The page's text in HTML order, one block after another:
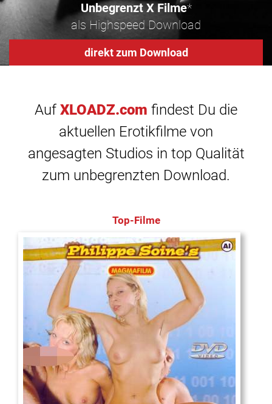
Unbegrenzt X Filme*
als Highspeed Download
direkt zum Download
Auf XLOADZ.com findest Du die
aktuellen Erotikfilme von
angesagten Studios in top Qualität
zum unbegrenzten Download.
Top-Filme